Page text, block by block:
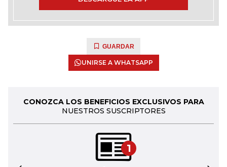
GUARDAR
UNIRSE A WHATSAPP
CONOZCA LOS BENEFICIOS EXCLUSIVOS PARA
NUESTROS SUSCRIPTORES
1